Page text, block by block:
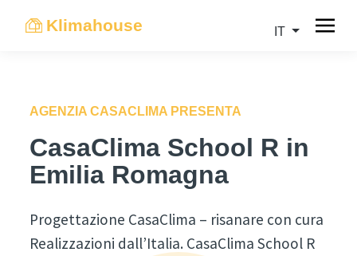
Klimahouse IT
AGENZIA CASACLIMA PRESENTA
CasaClima School R in
Emilia Romagna
Progettazione CasaClima – risanare con cura
Realizzazioni dall’Italia. CasaClima School R